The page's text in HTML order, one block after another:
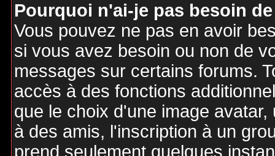
Pourquoi n'ai-je pas besoin
Vous pouvez ne pas en avoir
si vous avez besoin ou non de
messages sur certains forums.
accès à des fonctions
que le choix d'une image
à des amis, l'inscription à un
prend seulement quelques